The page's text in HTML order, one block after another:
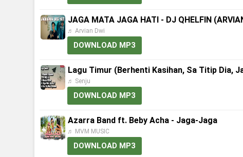
JAGA MATA JAGA HATI - DJ QHELFIN
♬ Arvian Dwi
DOWNLOAD MP3
Lagu Timur (Berhenti Kasihan, Sa Titip Dia,
♬ Senju
DOWNLOAD MP3
Azarra Band ft. Beby Acha - Jaga-Jaga
♬ MVM MUSIC
DOWNLOAD MP3